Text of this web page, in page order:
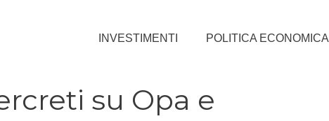
INVESTIMENTI POLITICA ECONOMICA
su Opa e